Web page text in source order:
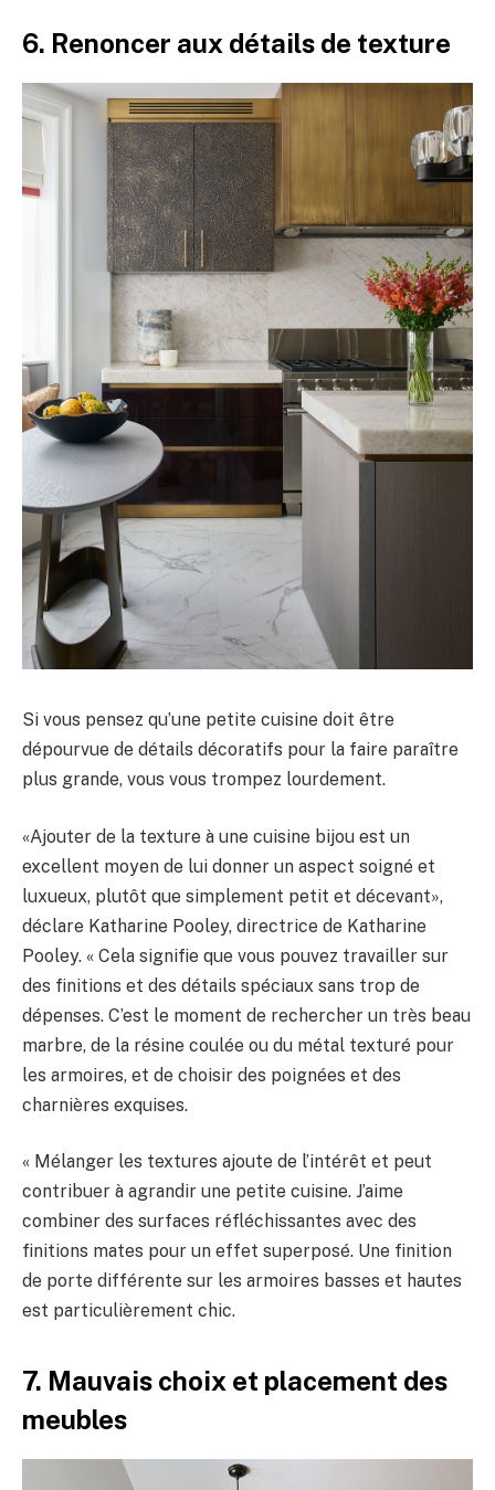
6. Renoncer aux détails de texture
Si vous pensez qu’une petite cuisine doit être
dépourvue de détails décoratifs pour la faire paraître
plus grande, vous vous trompez lourdement.
«Ajouter de la texture à une cuisine bijou est un
excellent moyen de lui donner un aspect soigné et
luxueux, plutôt que simplement petit et décevant»,
déclare Katharine Pooley, directrice de Katharine
Pooley. « Cela signifie que vous pouvez travailler sur
des finitions et des détails spéciaux sans trop de
dépenses. C’est le moment de rechercher un très beau
marbre, de la résine coulée ou du métal texturé pour
les armoires, et de choisir des poignées et des
charnières exquises.
« Mélanger les textures ajoute de l’intérêt et peut
contribuer à agrandir une petite cuisine. J’aime
combiner des surfaces réfléchissantes avec des
finitions mates pour un effet superposé. Une finition
de porte différente sur les armoires basses et hautes
est particulièrement chic.
7. Mauvais choix et placement des
meubles